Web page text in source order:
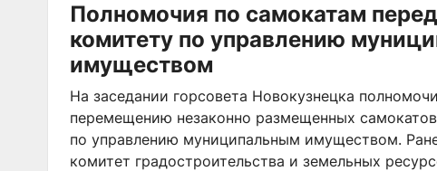
Полномочия по самокатам
комитету по управлению
имуществом
На заседании горсовета Новокузнецка
перемещению незаконно размещенных
по управлению муниципальным имуществом.
комитет градостроительства и земельных